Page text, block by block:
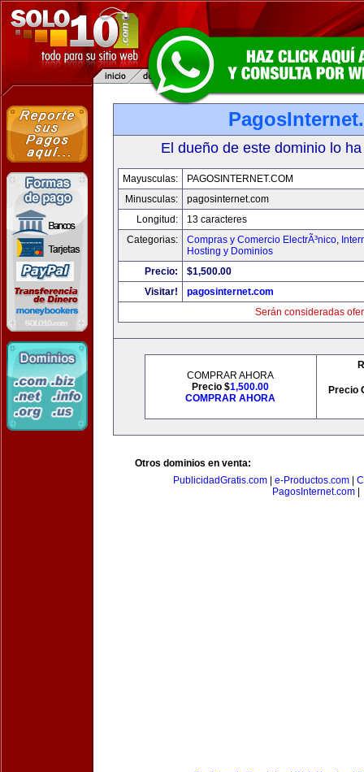
El dueño de este dominio lo
Mayusculas:
PAGOSINTERNET.COM
Minusculas:
pagosinternet.com
Longitud:
13 caracteres
Categorias:
Compras y Comercio ElectrÃ³nico,
Hosting y Dominios
Precio:
$1,500.00
Visitar!
pagosinternet.com
Serán consideradas
COMPRAR AHORA
Precio $1,500.00
COMPRAR AHORA
Precio
Otros dominios en venta:
PublicidadGratis.com
e-Productos.com
PagosInternet.com